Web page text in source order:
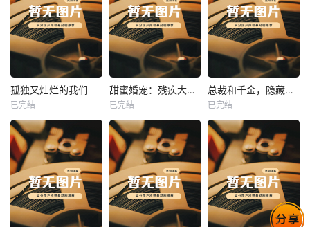
热播
未知
孤独又灿烂的我们
已完结
热播
未知
甜蜜婚宠：残疾大佬夜夜撩
已完结
热播
未知
总裁和千金，隐藏身份闪婚了
已完结